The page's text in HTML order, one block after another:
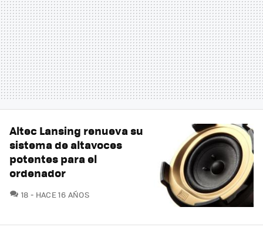
Altec Lansing renueva su
sistema de altavoces
potentes para el
ordenador
18 COMENTARIOS
HACE 16 AÑOS